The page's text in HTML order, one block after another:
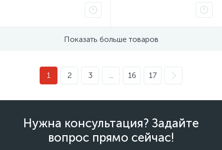
Показать больше товаров
1 2 3 ... 16 17
Нужна консультация? Задайте
вопрос прямо сейчас!